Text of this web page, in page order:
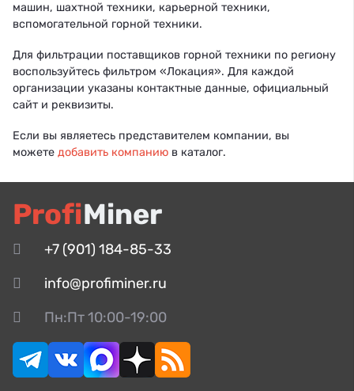
машин, шахтной техники, карьерной техники,
вспомогательной горной техники.
Для фильтрации поставщиков горной техники по региону
воспользуйтесь фильтром «Локация». Для каждой
организации указаны контактные данные, официальный
сайт и реквизиты.
Если вы являетесь представителем компании, вы
можете добавить компанию в каталог.
ProfiMiner
+7 (901) 184-85-33
info@profiminer.ru
Пн:Пт 10:00-19:00